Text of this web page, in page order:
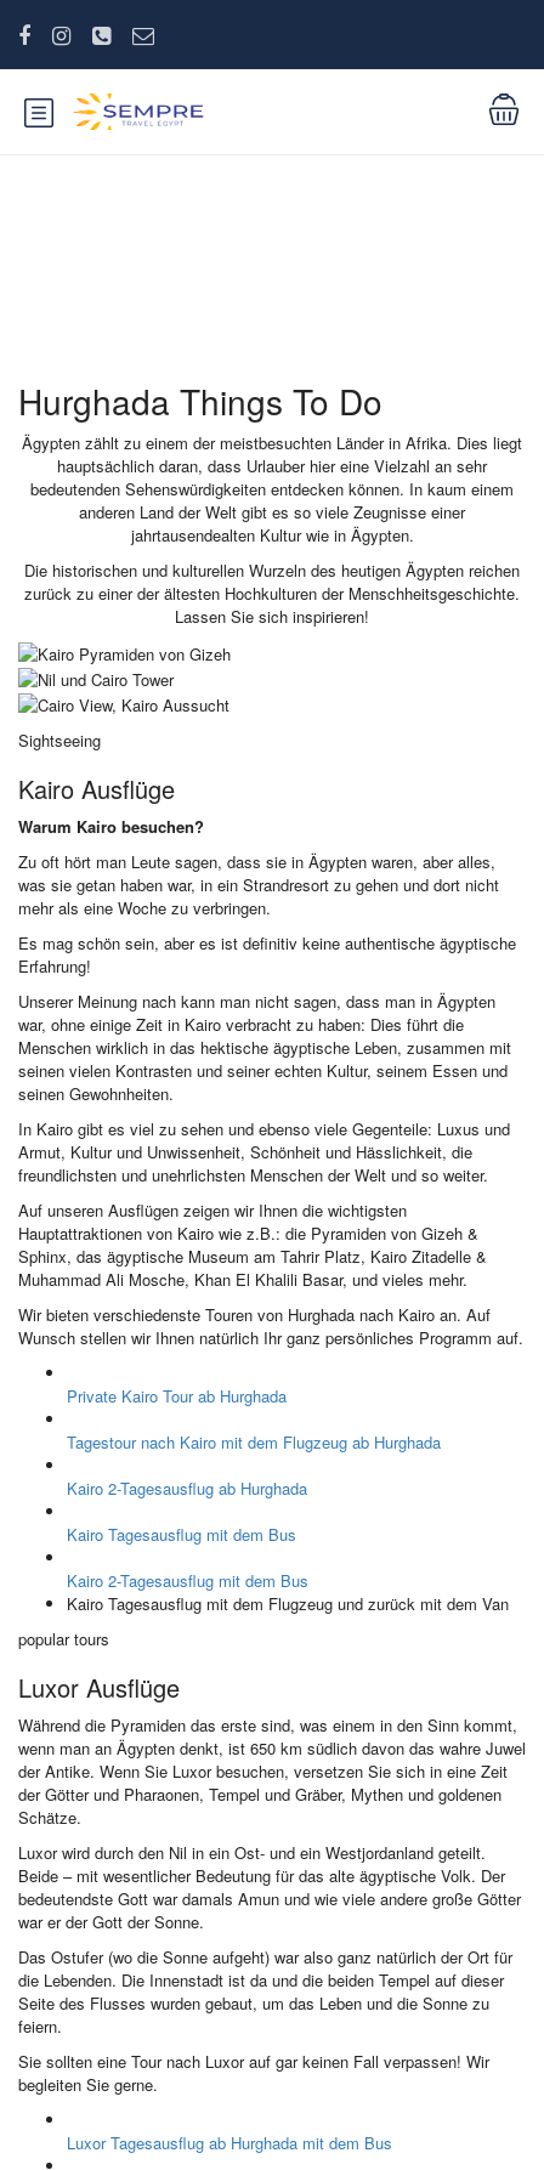
Hurghada Things To Do
Ägypten zählt zu einem der meistbesuchten Länder in Afrika. Dies liegt
hauptsächlich daran, dass Urlauber hier eine Vielzahl an sehr
bedeutenden Sehenswürdigkeiten entdecken können. In kaum einem
anderen Land der Welt gibt es so viele Zeugnisse einer
jahrtausendealten Kultur wie in Ägypten.
Die historischen und kulturellen Wurzeln des heutigen Ägypten reichen
zurück zu einer der ältesten Hochkulturen der Menschheitsgeschichte.
Lassen Sie sich inspirieren!
Sightseeing
Kairo Ausflüge
Warum Kairo besuchen?
Zu oft hört man Leute sagen, dass sie in Ägypten waren, aber alles,
was sie getan haben war, in ein Strandresort zu gehen und dort nicht
mehr als eine Woche zu verbringen.
Es mag schön sein, aber es ist definitiv keine authentische ägyptische
Erfahrung!
Unserer Meinung nach kann man nicht sagen, dass man in Ägypten
war, ohne einige Zeit in Kairo verbracht zu haben: Dies führt die
Menschen wirklich in das hektische ägyptische Leben, zusammen mit
seinen vielen Kontrasten und seiner echten Kultur, seinem Essen und
seinen Gewohnheiten.
In Kairo gibt es viel zu sehen und ebenso viele Gegenteile: Luxus und
Armut, Kultur und Unwissenheit, Schönheit und Hässlichkeit, die
freundlichsten und unehrlichsten Menschen der Welt und so weiter.
Auf unseren Ausflügen zeigen wir Ihnen die wichtigsten
Hauptattraktionen von Kairo wie z.B.: die Pyramiden von Gizeh &
Sphinx, das ägyptische Museum am Tahrir Platz, Kairo Zitadelle &
Muhammad Ali Mosche, Khan El Khalili Basar, und vieles mehr.
Wir bieten verschiedenste Touren von Hurghada nach Kairo an. Auf
Wunsch stellen wir Ihnen natürlich Ihr ganz persönliches Programm auf.
Private Kairo Tour ab Hurghada
Tagestour nach Kairo mit dem Flugzeug ab Hurghada
Kairo 2-Tagesausflug ab Hurghada
Kairo Tagesausflug mit dem Bus
Kairo 2-Tagesausflug mit dem Bus
Kairo Tagesausflug mit dem Flugzeug und zurück mit dem Van
popular tours
Luxor Ausflüge
Während die Pyramiden das erste sind, was einem in den Sinn kommt,
wenn man an Ägypten denkt, ist 650 km südlich davon das wahre Juwel
der Antike. Wenn Sie Luxor besuchen, versetzen Sie sich in eine Zeit
der Götter und Pharaonen, Tempel und Gräber, Mythen und goldenen
Schätze.
Luxor wird durch den Nil in ein Ost- und ein Westjordanland geteilt.
Beide – mit wesentlicher Bedeutung für das alte ägyptische Volk. Der
bedeutendste Gott war damals Amun und wie viele andere große Götter
war er der Gott der Sonne.
Das Ostufer (wo die Sonne aufgeht) war also ganz natürlich der Ort für
die Lebenden. Die Innenstadt ist da und die beiden Tempel auf dieser
Seite des Flusses wurden gebaut, um das Leben und die Sonne zu
feiern.
Sie sollten eine Tour nach Luxor auf gar keinen Fall verpassen! Wir
begleiten Sie gerne.
Luxor Tagesausflug ab Hurghada mit dem Bus